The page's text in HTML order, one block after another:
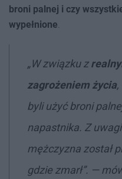
broni palnej i czy
wypełnione.
„W związku z
zagrożeniem życia
byli użyć broni
napastnika. Z
mężczyzna został
gdzie zmarł”. —